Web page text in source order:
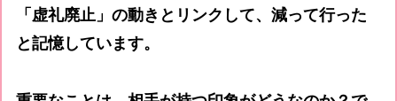
「虚礼廃止」の動きとリンクして、減って行った
と記憶しています。